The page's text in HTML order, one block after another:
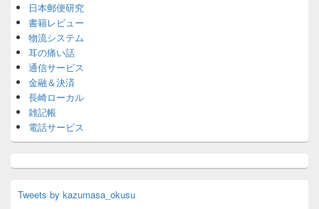
日本郵便研究
書籍レビュー
物流システム
耳の痛い話
通信サービス
金融＆決済
長崎ローカル
雑記帳
電話サービス
Tweets by kazumasa_okusu